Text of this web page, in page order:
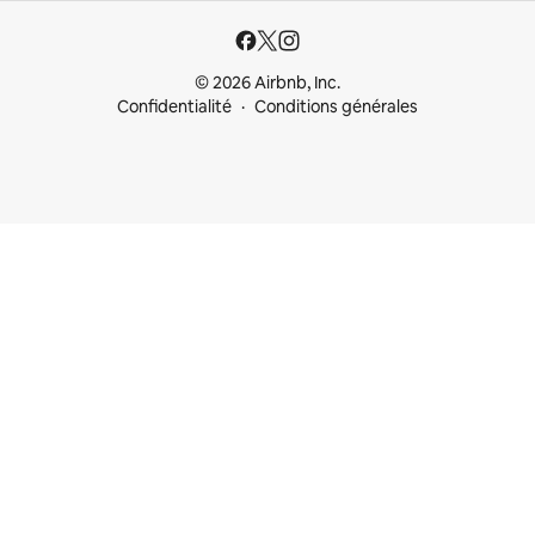
© 2026 Airbnb, Inc.
Confidentialité
Conditions générales